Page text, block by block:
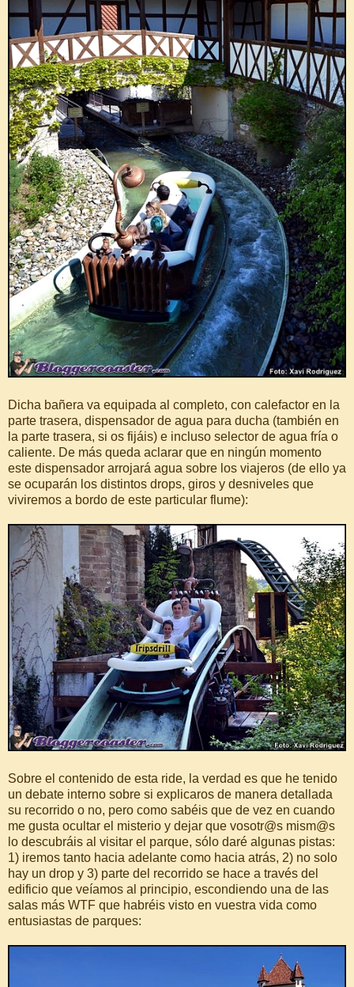
Dicha bañera va equipada al completo, con calefactor en la
parte trasera, dispensador de agua para ducha (también en
la parte trasera, si os fijáis) e incluso selector de agua fría o
caliente. De más queda aclarar que en ningún momento
este dispensador arrojará agua sobre los viajeros (de ello ya
se ocuparán los distintos drops, giros y desniveles que
viviremos a bordo de este particular flume):
Sobre el contenido de esta ride, la verdad es que he tenido
un debate interno sobre si explicaros de manera detallada
su recorrido o no, pero como sabéis que de vez en cuando
me gusta ocultar el misterio y dejar que vosotr@s mism@s
lo descubráis al visitar el parque, sólo daré algunas pistas:
1) iremos tanto hacia adelante como hacia atrás, 2) no solo
hay un drop y 3) parte del recorrido se hace a través del
edificio que veíamos al principio, escondiendo una de las
salas más WTF que habréis visto en vuestra vida como
entusiastas de parques: